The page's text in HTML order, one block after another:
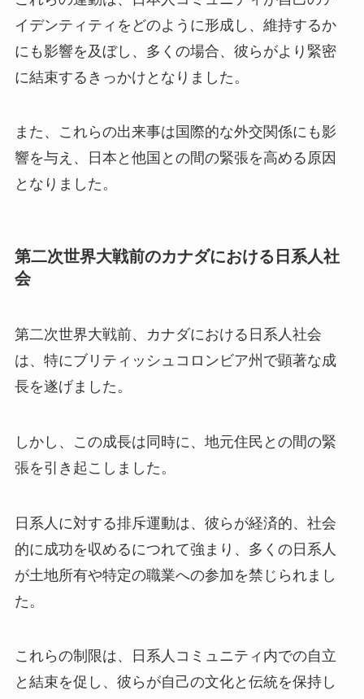
イデンティティをどのように形成し、維持するか
にも影響を及ぼし、多くの場合、彼らがより緊密
に結束するきっかけとなりました。
また、これらの出来事は国際的な外交関係にも影
響を与え、日本と他国との間の緊張を高める原因
となりました。
第二次世界大戦前のカナダにおける日系人社
会
第二次世界大戦前、カナダにおける日系人社会
は、特にブリティッシュコロンビア州で顕著な成
長を遂げました。
しかし、この成長は同時に、地元住民との間の緊
張を引き起こしました。
日系人に対する排斥運動は、彼らが経済的、社会
的に成功を収めるにつれて強まり、多くの日系人
が土地所有や特定の職業への参加を禁じられまし
た。
これらの制限は、日系人コミュニティ内での自立
と結束を促し、彼らが自己の文化と伝統を保持し